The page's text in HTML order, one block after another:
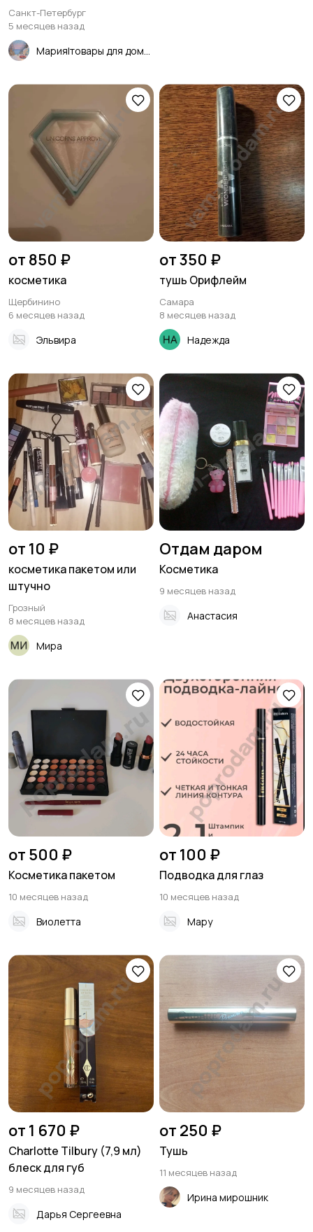
Санкт-Петербург
5 месяцев назад
от 850 ₽
косметика
Щербинино
6 месяцев назад
Эльвира
от 350 ₽
тушь Орифлейм
Самара
8 месяцев назад
Надежда
от 10 ₽
косметика пакетом или
штучно
Грозный
8 месяцев назад
Мира
Отдам даром
Косметика
9 месяцев назад
Анастасия
от 500 ₽
Косметика пакетом
10 месяцев назад
Виолетта
от 100 ₽
Подводка для глаз
10 месяцев назад
Мару
от 1 670 ₽
Charlotte Tilbury (7,9 мл)
блеск для губ
9 месяцев назад
Дарья Сергеевна
от 250 ₽
Тушь
11 месяцев назад
Ирина мирошник